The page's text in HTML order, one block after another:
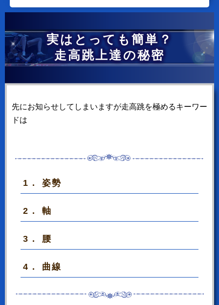
実はとっても簡単？
走高跳上達の秘密
先にお知らせしてしまいますが走高跳を極めるキーワー
ドは
1． 姿勢
2． 軸
3． 腰
4． 曲線